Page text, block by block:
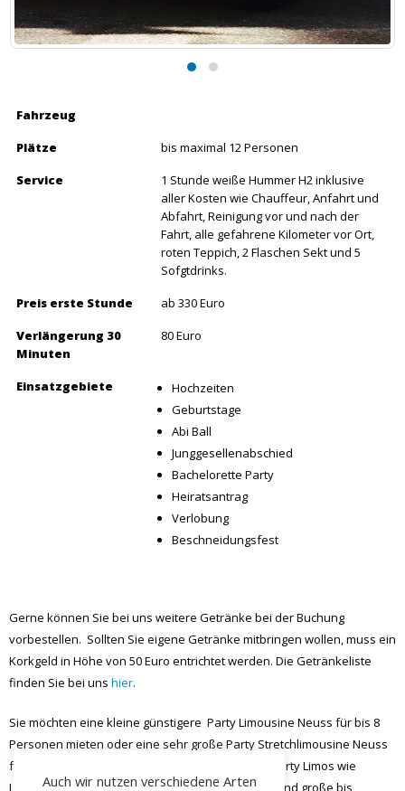
Fahrzeug
Plätze
bis maximal 12 Personen
Service
1 Stunde weiße Hummer H2 inklusive
aller Kosten wie Chauffeur, Anfahrt und
Abfahrt, Reinigung vor und nach der
Fahrt, alle gefahrene Kilometer vor Ort,
roten Teppich, 2 Flaschen Sekt und 5
Sofgtdrinks.
Preis erste Stunde
ab 330 Euro
Verlängerung 30
Minuten
80 Euro
Einsatzgebiete
Hochzeiten
Geburtstage
Abi Ball
Junggesellenabschied
Bachelorette Party
Heiratsantrag
Verlobung
Beschneidungsfest
Gerne können Sie bei uns weitere Getränke bei der Buchung
vorbestellen. Sollten Sie eigene Getränke mitbringen wollen, muss ein
Korkgeld in Höhe von 50 Euro entrichtet werden. Die Getränkeliste
finden Sie bei uns hier.
Sie möchten eine kleine günstigere Party Limousine Neuss für bis 8
Personen mieten oder eine sehr große Party Stretchlimousine Neuss
für bis 20 Personen buchen? Bei uns finden Sie Party Limos wie
Lincoln, Dodge, G-Klasse, Hummer oder Chrysler und große bis
Auch wir nutzen verschiedene Arten